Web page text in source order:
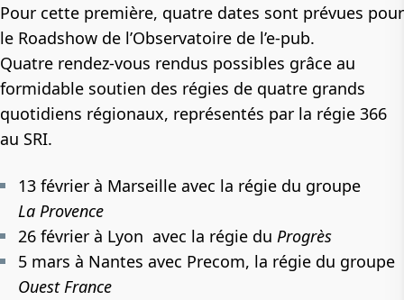
Pour cette première, quatre dates sont prévues pour
le Roadshow de l’Observatoire de l’e-pub.
Quatre rendez-vous rendus possibles grâce au
formidable soutien des régies de quatre grands
quotidiens régionaux, représentés par la régie 366
au SRI.
13 février à Marseille avec la régie du groupe
La Provence
26 février à Lyon avec la régie du Progrès
5 mars à Nantes avec Precom, la régie du groupe
Ouest France